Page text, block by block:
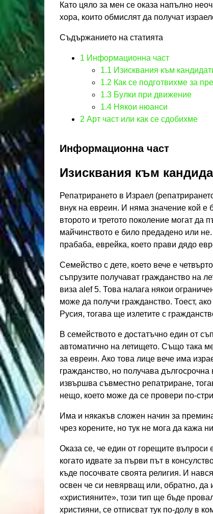
Като цяло за мен се оказа напълно
хора, които обмислят да получат
Съдържанието на статията
1 Информационна част
1.1 Изисквания към
1.2 Как се подготвихме за
1.3 Булки при движение
1.4 Някои нюанси
2 Арт част или как се сдобихме
Информационна част
Изисквания към
Репатрирането в Израел
внук на евреин. И няма значение кой
второто и третото поколение могат да
майчинството е било предадено или
прабаба, еврейка, което прави дядо
Семейство с дете, което вече е
съпрузите получават гражданство на
виза alef 5. Това налага някои
може да получи гражданство. Тоест,
Русия, тогава ще излетите с
В семейството е достатъчно един от
автоматично на летището. Също така
за евреин. Ако това лице вече има
гражданство, но получава
извършва съвместно репатриране,
нещо, което може да се провери по-
Има и някакъв сложен начин за
чрез корените, но тук не мога да кажа
Оказа се, че един от горещите въпроси
когато идвате за първи път в
къде посочвате своята религия. И
освен че си невярващ или, обратно,
«християните», този тип ще бъде
християни, се отписват тук по-долу в